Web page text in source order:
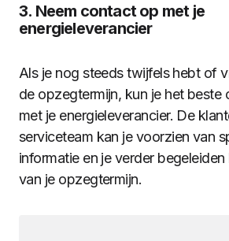
3. Neem contact op met je
energieleverancier
Als je nog steeds twijfels hebt of
de opzegtermijn, kun je het beste
met je energieleverancier. De
serviceteam kan je voorzien van
informatie en je verder
van je opzegtermijn.